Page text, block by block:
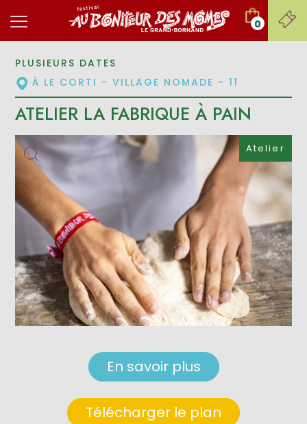
0
Télécharger le plan
En savoir plus
Atelier
PLUSIEURS DATES
À LE CORTI - VILLAGE NOMADE - 11
ATELIER LA FABRIQUE À PAIN